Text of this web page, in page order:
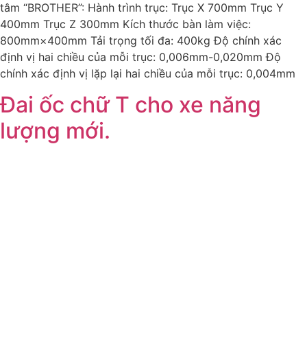
tâm “BROTHER”: Hành trình trục: Trục X 700mm Trục Y
400mm Trục Z 300mm Kích thước bàn làm việc:
800mm×400mm Tải trọng tối đa: 400kg Độ chính xác
định vị hai chiều của mỗi trục: 0,006mm-0,020mm Độ
chính xác định vị lặp lại hai chiều của mỗi trục: 0,004mm
Đai ốc chữ T cho xe năng
lượng mới.